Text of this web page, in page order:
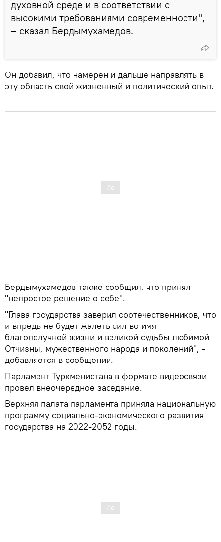
духовной среде и в соответствии с
высокими требованиями современности",
– сказал Бердымухамедов.
Он добавил, что намерен и дальше направлять в
эту область свой жизненный и политический опыт.
Бердымухамедов также сообщил, что принял
"непростое решение о себе".
"Глава государства заверил соотечественников, что
и впредь не будет жалеть сил во имя
благополучной жизни и великой судьбы любимой
Отчизны, мужественного народа и поколений", -
добавляется в сообщении.
Парламент Туркменистана в формате видеосвязи
провел внеочередное заседание.
Верхняя палата парламента приняла национальную
программу социально-экономического развития
государства на 2022-2052 годы.